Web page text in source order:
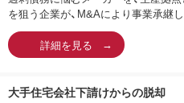
を狙う企業が、M&Aにより事業承継
詳細を見る
大手住宅会社下請けからの脱却